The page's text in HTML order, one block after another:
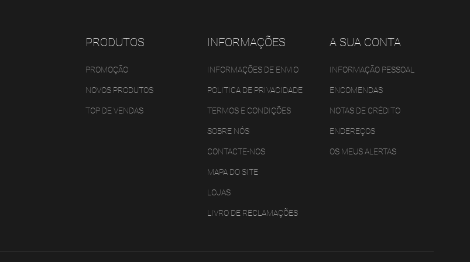
PRODUTOS
PROMOÇÃO
NOVOS PRODUTOS
TOP DE VENDAS
INFORMAÇÕES
INFORMAÇÕES DE ENVIO
POLITICA DE PRIVACIDADE
TERMOS E CONDIÇÕES
SOBRE NÓS
CONTACTE-NOS
MAPA DO SITE
LOJAS
LIVRO DE RECLAMAÇÕES
A SUA CONTA
INFORMAÇÃO PESSOAL
ENCOMENDAS
NOTAS DE CRÉDITO
ENDEREÇOS
OS MEUS ALERTAS